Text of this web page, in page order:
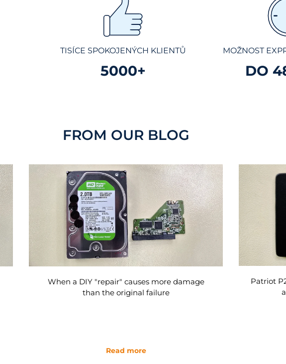
TISÍCE SPOKOJENÝCH KLIENTŮ
5000+
MOŽNOST
DO
FROM OUR BLOG
When a DIY "repair" causes more damage
than the original failure
Read more
Patriot